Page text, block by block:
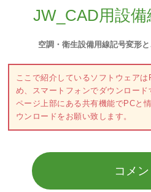
JW_CAD用設
空調・衛生設備用線記号変形
ここで紹介しているソフトウェア
め、スマートフォンでダウンロード
ページ上部にある共有機能でPCと
ウンロードをお願い致します。
コメン